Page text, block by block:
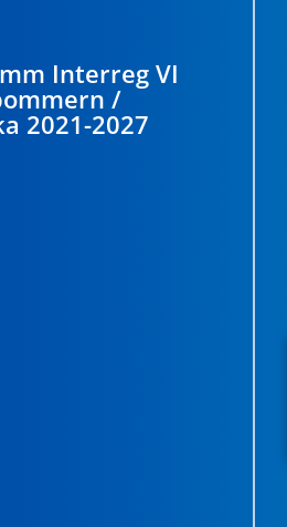
Interreg VI
/
2021-2027